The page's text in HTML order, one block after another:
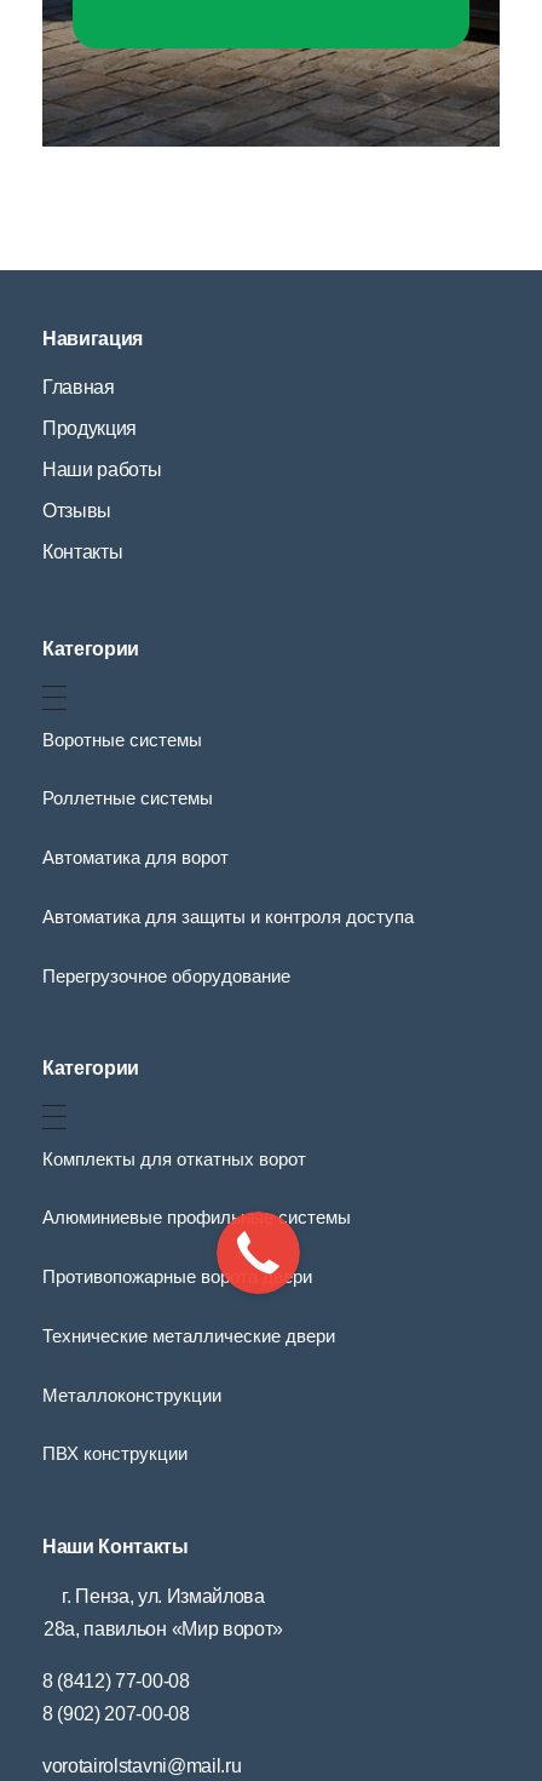
Навигация
Главная
Продукция
Наши работы
Отзывы
Контакты
Категории
Воротные системы
Роллетные системы
Автоматика для ворот
Автоматика для защиты и контроля доступа
Перегрузочное оборудование
Категории
Комплекты для откатных ворот
Алюминиевые профильные системы
Противопожарные ворота двери
Технические металлические двери
Металлоконструкции
ПВХ конструкции
Наши Контакты
г. Пенза, ул. Измайлова
28а, павильон «Мир ворот»
8 (8412) 77-00-08
8 (902) 207-00-08
vorotairolstavni@mail.ru